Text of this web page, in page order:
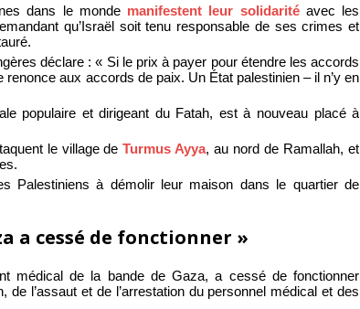
dans le monde manifestent leur solidaritéavec les
qu’Israël soit tenu responsable de ses crimes et
déclare : « Si le prix à payer pour étendre les accords
aux accords de paix. Un État palestinien – il n’y en
populaire et dirigeant du Fatah, est à nouveau placé à
le village deTurmus Ayya, au nord de Ramallah, et
Palestiniens à démolir leur maison dans le quartier de
a cessé de fonctionner »
médical de la bande de Gaza, a cessé de fonctionner
l’assaut et de l’arrestation du personnel médical et des